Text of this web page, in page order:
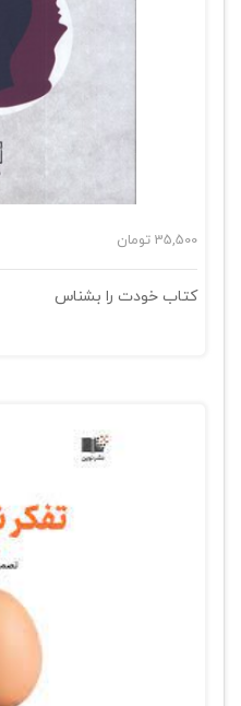
35,500 تومان
کتاب خودت را بشناس